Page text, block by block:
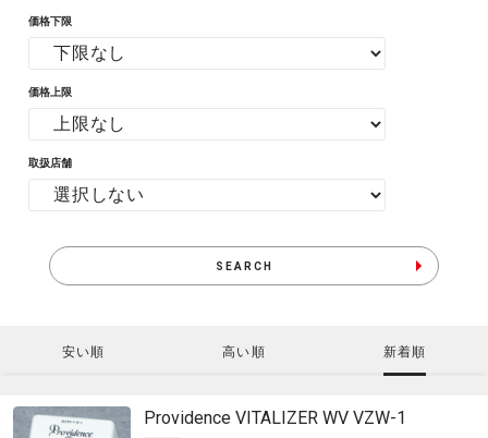
価格下限
価格上限
取扱店舗
SEARCH
安い順 高い順 新着順
Providence VITALIZER WV VZW-1